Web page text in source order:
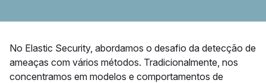
No Elastic Security, abordamos o desafio da detecção de
ameaças com vários métodos. Tradicionalmente, nos
concentramos em modelos e comportamentos de